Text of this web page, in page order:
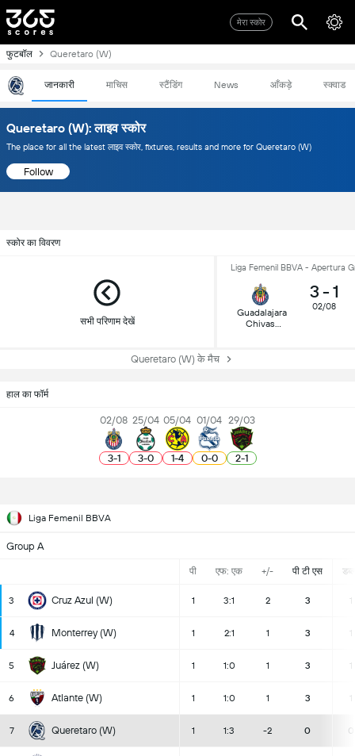
मेरा स्कोर
फुटबॉल Queretaro (W)
जानकारी माचिस स्टैंडिंग News आँकड़े स्क्वाड
Queretaro (W): लाइव स्कोर
The place for all the latest लाइव स्कोर, fixtures, results and more for Queretaro (W)
Follow
स्कोर का विवरण
सभी परिणाम देखें
Liga Femenil BBVA - Apertura
Guadalajara
Chivas
3 - 1
02/08
Queretaro (W) के मैच
हाल का फॉर्म
02/08
3-1
25/04
3-0
05/04
1-4
01/04
0-0
29/03
2-1
Liga Femenil BBVA
Group A
पी एफ: एक +/- पी टी एस
3 Cruz Azul (W) 1 3:1 2 3 1
4 Monterrey (W) 1 2:1 1 3 1
5 Juárez (W) 1 1:0 1 3 1
6 Atlante (W) 1 1:0 1 3 1
7 Queretaro (W) 1 1:3 -2 0 0